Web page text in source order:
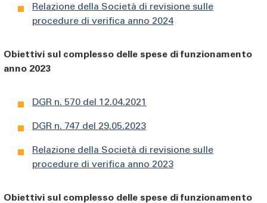
Relazione della Società di revisione sulle
procedure di verifica anno 2024
Obiettivi sul complesso delle spese di funzionamento
anno 2023
DGR n. 570 del 12.04.2021
DGR n. 747 del 29.05.2023
Relazione della Società di revisione sulle
procedure di verifica anno 2023
Obiettivi sul complesso delle spese di funzionamento